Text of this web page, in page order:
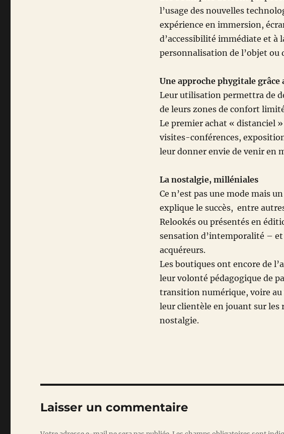
l’usage des nouvelles
expérience en immersion,
d’accessibilité immédiate et à
personnalisation de l’objet ou
Une approche phygitale grâce
Leur utilisation permettra de
de leurs zones de confort
Le premier achat « distanciel
visites-conférences,
leur donner envie de venir en
La nostalgie, milléniales
Ce n’est pas une mode mais
explique le succès, entre
Relookés ou présentés en
sensation d’intemporalité –
acquéreurs.
Les boutiques ont encore de
leur volonté pédagogique de
transition numérique, voire au
leur clientèle en jouant sur les
nostalgie.
Laisser un commentaire